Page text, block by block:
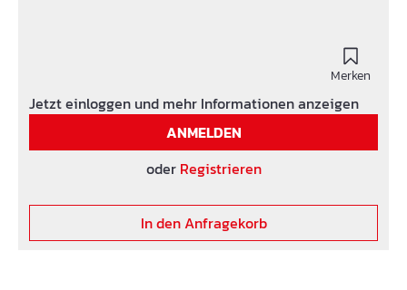
Merken
Jetzt einloggen und mehr Informationen anzeigen
ANMELDEN
oder Registrieren
In den Anfragekorb